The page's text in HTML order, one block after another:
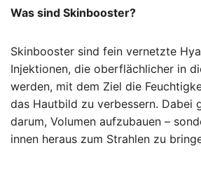
Was sind Skinbooster?
Skinbooster sind fein vernetzte
Injektionen, die oberflächlicher in
werden, mit dem Ziel die
das Hautbild zu verbessern. Dabei
darum, Volumen aufzubauen –
innen heraus zum Strahlen zu